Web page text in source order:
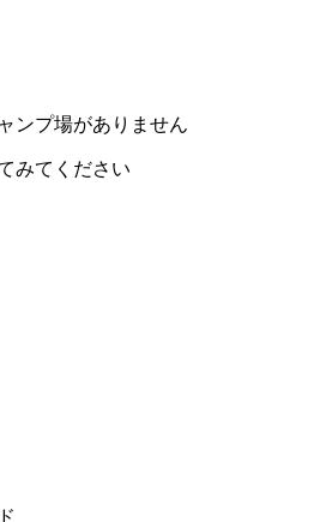
ンプ場がありません
みてください